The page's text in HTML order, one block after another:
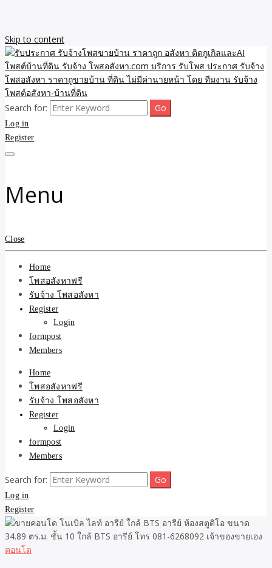
Skip to content
รับประกาศ รับจ้างโพสขาย
บ้าน ราคาถูก อสังหา ติดกู
รับจ้าง โพสอสังหา.com
บริการ รับโพส ประกาศ
รับจ้างโพสอสังหา ราคาถู
ขายบ้าน ที่ดิน ไม่มีค่านาย
หน้า โดย ทีมงาน รับจ้าง
โพสต์อสังหา-บ้านที่ดิน
รับจ้างโพสขายบ้าน ราคาถูก ประกาศ ขายอสังหา โฆษณา ไม่มีค่านาย
หน้า โพสอสังหา รับจ้างโพสขายบ้านบริการ รับจ้างโพสอสังหา ราคาถูก
ขายบ้าน ขายที่ดิน เว็บประกาศ โพส โฆษณา ลงประกาศฟรี
Search for:
Log in
Register
Menu
Close
Home
โพสอสังหาฟรี
รับจ้าง โพสอสังหา
Register
Login
formpost
Members
Home
โพสอสังหาฟรี
รับจ้าง โพสอสังหา
Register
Login
formpost
Members
Search for:
Log in
Register
คอนโด